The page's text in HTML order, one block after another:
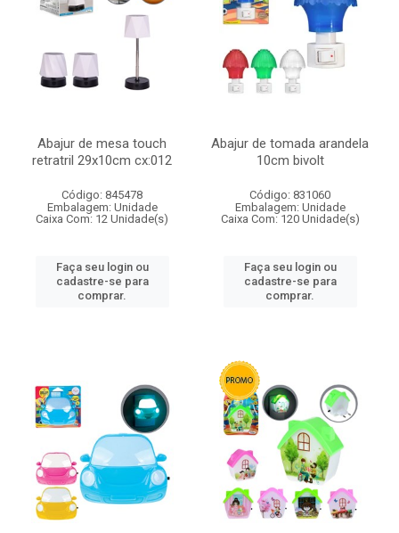
Abajur de mesa touch
retratril 29x10cm cx:012
Código: 845478
Embalagem: Unidade
Caixa Com: 12 Unidade(s)
Faça seu login ou
cadastre-se para
comprar.
Abajur de tomada arandela
10cm bivolt
Código: 831060
Embalagem: Unidade
Caixa Com: 120 Unidade(s)
Faça seu login ou
cadastre-se para
comprar.